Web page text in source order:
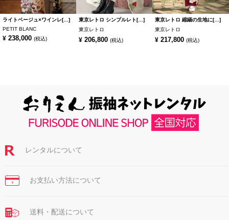
ライトベージュ×ワインレ[…]
PETIT BLANC
¥ 238,000 (税込)
東京レトロ シンプルレト[…]
東京レトロ
¥ 206,800 (税込)
東京レトロ 縮緬の生地に[…]
東京レトロ
¥ 217,800 (税込)
レンタルについて
￥ お支払い方法について
送料・配送について